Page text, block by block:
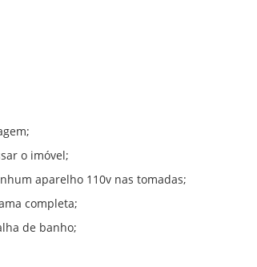
o imóvel;
aparelho 110v nas tomadas;
completa;
de banho;